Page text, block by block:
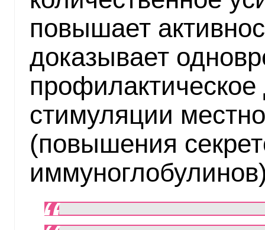
повышает
доказывает
профилактическое
стимуляции
(повышения